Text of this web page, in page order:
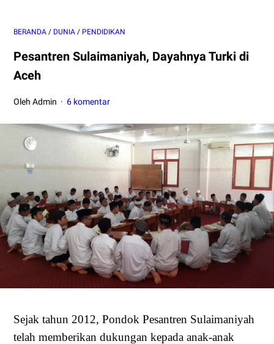
BERANDA / DUNIA / PENDIDIKAN
Pesantren Sulaimaniyah, Dayahnya Turki di
Aceh
Oleh Admin 6 komentar
Sejak tahun 201 2, Pondok Pesantren Sulaimaniyah
telah memberikan dukungan kepada anak-anak